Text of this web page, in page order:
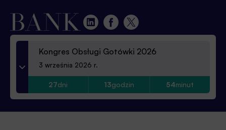
Kongres Obsługi Gotówki 2026
3 września 2026 r.
27dni 13godzin 54minut